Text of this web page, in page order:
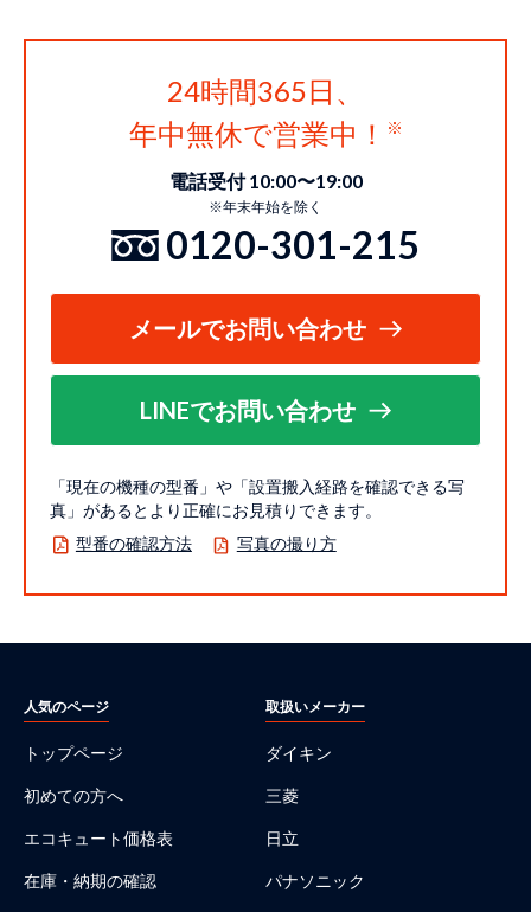
24時間365日、
年中無休で営業中！
電話受付 10:00〜19:00
※年末年始を除く
0120-301-215
メールでお問い合わせ
LINEでお問い合わせ
「現在の機種の型番」や「設置搬入経路を確認できる写
真」があるとより正確にお見積りできます。
型番の確認方法
写真の撮り方
人気のページ
トップページ
初めての方へ
エコキュート価格表
在庫・納期の確認
取扱いメーカー
ダイキン
三菱
日立
パナソニック